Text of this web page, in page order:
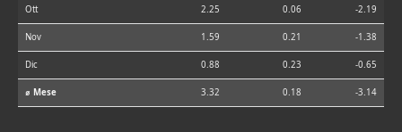
Ott 2.25 0.06 -2.19
Nov 1.59 0.21 -1.38
Dic 0.88 0.23 -0.65
⌀ Mese 3.32 0.18 -3.14